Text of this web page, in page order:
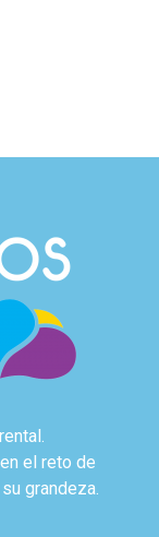
el reto de
grandeza.